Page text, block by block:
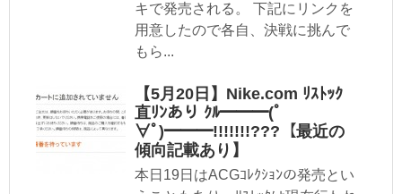
キで発売される。 下記にリンクを
用意したので各自、決戦に挑んで
もら...
【5月20日】Nike.com ﾘｽﾄｯｸ
直ﾘﾝあり ｸﾙ━━━(ﾟ
∀ﾟ)━━━!!!!!!!???【最近の
傾向記載あり】
本日19日はACGｺﾚｸｼｮﾝの発売とい